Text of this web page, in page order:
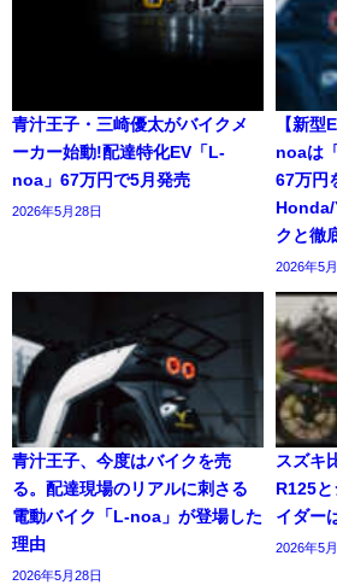
青汁王子・三崎優太がバイクメ
ーカー始動!配達特化EV「L-
noa」67万円で5月発売
2026年5月28日
【新型
noaは
67万円
クと徹
2026年5
青汁王子、今度はバイクを売
る。配達現場のリアルに刺さる
電動バイク「L-noa」が登場した
理由
2026年5月28日
スズキ
R125
イダー
2026年5